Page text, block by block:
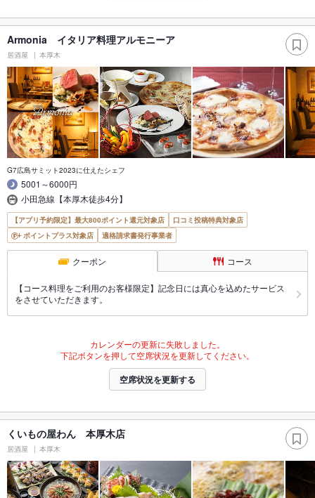
Armonia イタリア料理アルモニーア
居酒屋 本厚木
G7広島サミット2023に仕えたシェフ
5001～6000円
小田急線【本厚木徒歩4分】
【アプリ予約限定】最大800ポイント還元対象店
口コミ投稿特典対象店
ポイントプラス対象店
適格請求書発行事業者
クーポン コース
【コース料理をご利用のお客様限定】記念日には真心を込めたサービス
をさせていただきます。
カレンダーの更新に失敗しました。
下記ボタンを押して空席状況を更新してください。
空席状況を更新する
くいもの屋わん 本厚木店
居酒屋 本厚木